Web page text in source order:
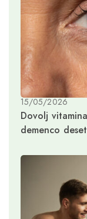
15/05/2026
Dovolj
demenco